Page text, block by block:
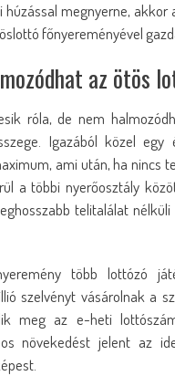
húzással megnyerne, akkor
főnyereményével
az ötös
róla, de nem
Igazából közel
ami után, ha nincs
a többi nyerőosztály
telitalálat
több lottózó
szelvényt vásárolnak a
meg az e-heti
os növekedést jelent az